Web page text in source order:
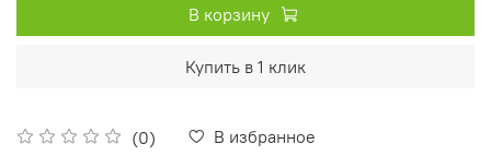
(0) В избранное
В корзину
Купить в 1 клик